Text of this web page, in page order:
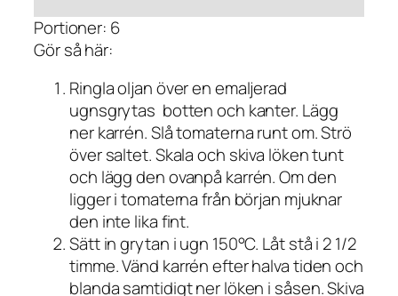
Portioner: 6
Gör så här:
Ringla oljan över en emaljerad
ugnsgrytas botten och kanter. Lägg
ner karrén. Slå tomaterna runt om. Strö
över saltet. Skala och skiva löken tunt
och lägg den ovanpå karrén. Om den
ligger i tomaterna från början mjuknar
den inte lika fint.
Sätt in grytan i ugn 150°C. Låt stå i 2 1/2
timme. Vänd karrén efter halva tiden och
blanda samtidigt ner löken i såsen. Skiva